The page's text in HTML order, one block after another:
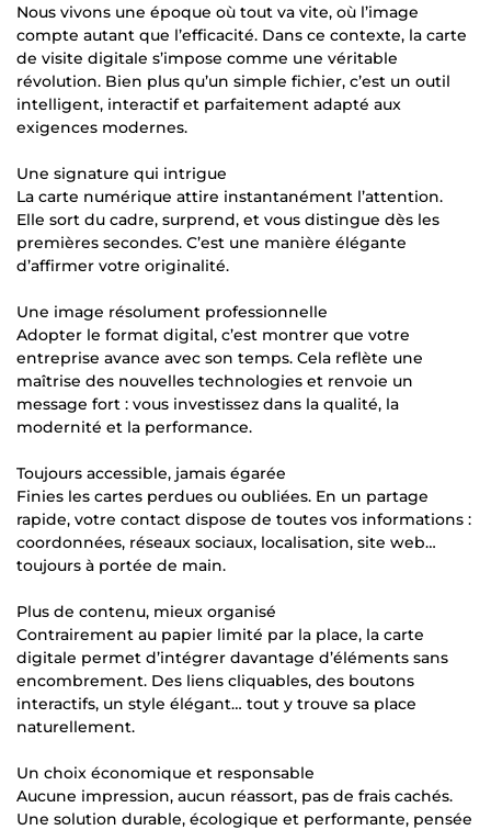
Nous vivons une époque où tout va vite, où l’image
compte autant que l’efficacité. Dans ce contexte, la carte
de visite digitale s’impose comme une véritable
révolution. Bien plus qu’un simple fichier, c’est un outil
intelligent, interactif et parfaitement adapté aux
exigences modernes.
Une signature qui intrigue
La carte numérique attire instantanément l’attention.
Elle sort du cadre, surprend, et vous distingue dès les
premières secondes. C’est une manière élégante
d’affirmer votre originalité.
Une image résolument professionnelle
Adopter le format digital, c’est montrer que votre
entreprise avance avec son temps. Cela reflète une
maîtrise des nouvelles technologies et renvoie un
message fort : vous investissez dans la qualité, la
modernité et la performance.
Toujours accessible, jamais égarée
Finies les cartes perdues ou oubliées. En un partage
rapide, votre contact dispose de toutes vos informations :
coordonnées, réseaux sociaux, localisation, site web…
toujours à portée de main.
Plus de contenu, mieux organisé
Contrairement au papier limité par la place, la carte
digitale permet d’intégrer davantage d’éléments sans
encombrement. Des liens cliquables, des boutons
interactifs, un style élégant… tout y trouve sa place
naturellement.
Un choix économique et responsable
Aucune impression, aucun réassort, pas de frais cachés.
Une solution durable, écologique et performante, pensée